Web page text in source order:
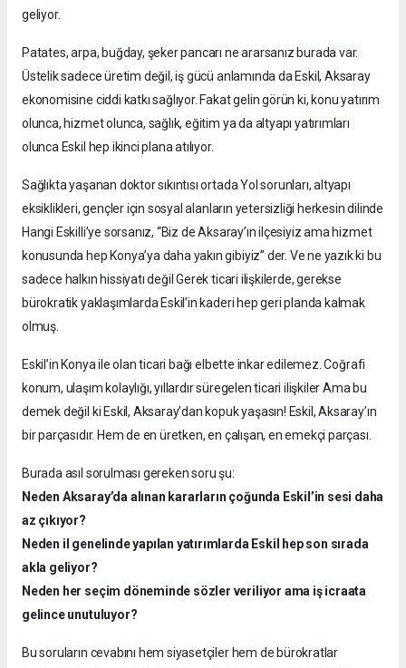
geliyor.
Patates, arpa, buğday, şeker pancarı ne ararsanız burada var.
Üstelik sadece üretim değil, iş gücü anlamında da Eskil, Aksaray
ekonomisine ciddi katkı sağlıyor. Fakat gelin görün ki, konu yatırım
olunca, hizmet olunca, sağlık, eğitim ya da altyapı yatırımları
olunca Eskil hep ikinci plana atılıyor.
Sağlıkta yaşanan doktor sıkıntısı ortada Yol sorunları, altyapı
eksiklikleri, gençler için sosyal alanların yetersizliği herkesin dilinde
Hangi Eskilli’ye sorsanız, “Biz de Aksaray’ın ilçesiyiz ama hizmet
konusunda hep Konya’ya daha yakın gibiyiz” der. Ve ne yazık ki bu
sadece halkın hissiyatı değil Gerek ticari ilişkilerde, gerekse
bürokratik yaklaşımlarda Eskil’in kaderi hep geri planda kalmak
olmuş.
Eskil’in Konya ile olan ticari bağı elbette inkar edilemez. Coğrafi
konum, ulaşım kolaylığı, yıllardır süregelen ticari ilişkiler Ama bu
demek değil ki Eskil, Aksaray’dan kopuk yaşasın! Eskil, Aksaray’ın
bir parçasıdır. Hem de en üretken, en çalışan, en emekçi parçası.
Burada asıl sorulması gereken soru şu:
Neden Aksaray’da alınan kararların çoğunda Eskil’in sesi daha
az çıkıyor?
Neden il genelinde yapılan yatırımlarda Eskil hep son sırada
akla geliyor?
Neden her seçim döneminde sözler veriliyor ama iş icraata
gelince unutuluyor?
Bu soruların cevabını hem siyasetçiler hem de bürokratlar